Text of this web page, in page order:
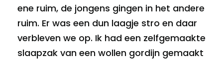
ene ruim, de jongens gingen in het andere
ruim. Er was een dun laagje stro en daar
verbleven we op. Ik had een zelfgemaakte
slaapzak van een wollen gordijn gemaakt